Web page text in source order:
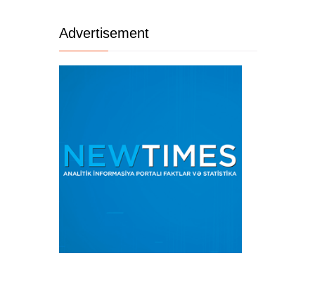
Advertisement